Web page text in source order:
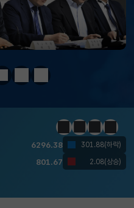
정지 이전 다음
6296.38 301.88(하락)
801.67 2.08(상승)
6296.38 301.88(하락)
801.67 2.08(상승)
정지이전다음일일경